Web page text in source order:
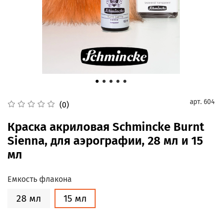
(0) арт. 604
Краска акриловая Schmincke Burnt
Sienna, для аэрографии, 28 мл и 15
мл
Емкость флакона
28 мл 15 мл